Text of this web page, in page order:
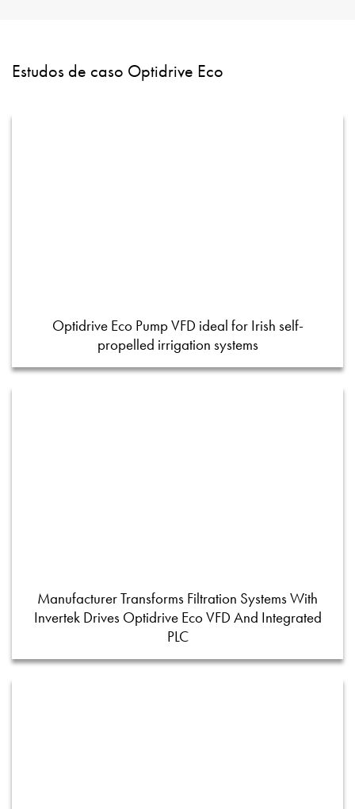
Estudos de caso Optidrive Eco
Optidrive Eco Pump VFD ideal for Irish self-
propelled irrigation systems
Manufacturer Transforms Filtration Systems With
Invertek Drives Optidrive Eco VFD And Integrated
PLC